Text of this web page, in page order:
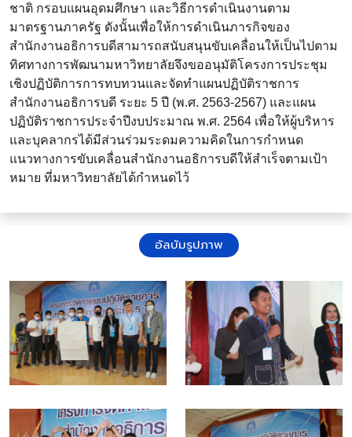
ชาติ กรอบแผนอุดมศึกษา และวิธีการดำเนินงานตาม
มาตรฐานภาครัฐ ดังนั้นเพื่อให้การดำเนินภารกิจของ
สำนักงานอธิการบดีสามารถสนับสนุนขับเคลื่อนให้เป็นไปตาม
ทิศทางการพัฒนามหาวิทยาลัยจึงขออนุมัติโครงการประชุม
เชิงปฏิบัติการการทบทวนและจัดทำแผนปฏิบัติราชการ
สำนักงานอธิการบดี ระยะ 5 ปี (พ.ศ. 2563-2567) และแผน
ปฏิบัติราชการประจำปีงบประมาณ พ.ศ. 2564 เพื่อให้ผู้บริหาร
และบุคลากรได้มีส่วนร่วมระดมความคิดในการกำหนด
แนวทางการขับเคลื่อนสำนักงานอธิการบดีให้สำเร็จตามเป้า
หมาย ที่มหาวิทยาลัยได้กำหนดไว้
อัลบัมรูปภาพ